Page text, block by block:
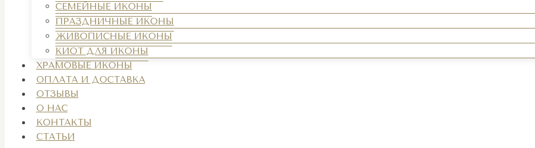
СЕМЕЙНЫЕ ИКОНЫ
ПРАЗДНИЧНЫЕ ИКОНЫ
ЖИВОПИСНЫЕ ИКОНЫ
КИОТ ДЛЯ ИКОНЫ
ХРАМОВЫЕ ИКОНЫ
ОПЛАТА И ДОСТАВКА
ОТЗЫВЫ
О НАС
КОНТАКТЫ
СТАТЬИ